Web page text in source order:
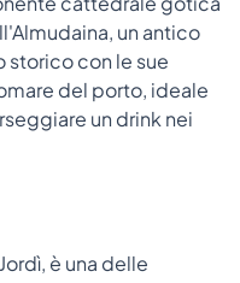
un antico
storico con le sue
del porto, ideale
un drink nei
è una delle